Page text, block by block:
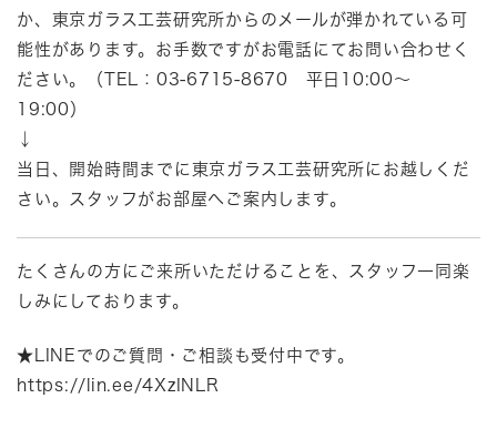
か、東京ガラス工芸研究所からのメールが弾かれている可
能性があります。お手数ですがお電話にてお問い合わせく
ださい。（TEL：03-6715-8670 平日10:00～
19:00）
↓
当日、開始時間までに東京ガラス工芸研究所にお越しくだ
さい。スタッフがお部屋へご案内します。
たくさんの方にご来所いただけることを、スタッフ一同楽
しみにしております。
★LINEでのご質問・ご相談も受付中です。
https://lin.ee/4XzINLR